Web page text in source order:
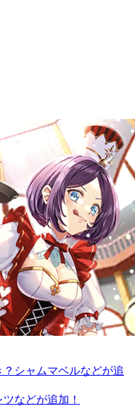
シャムマベルなどが追
などが追加！